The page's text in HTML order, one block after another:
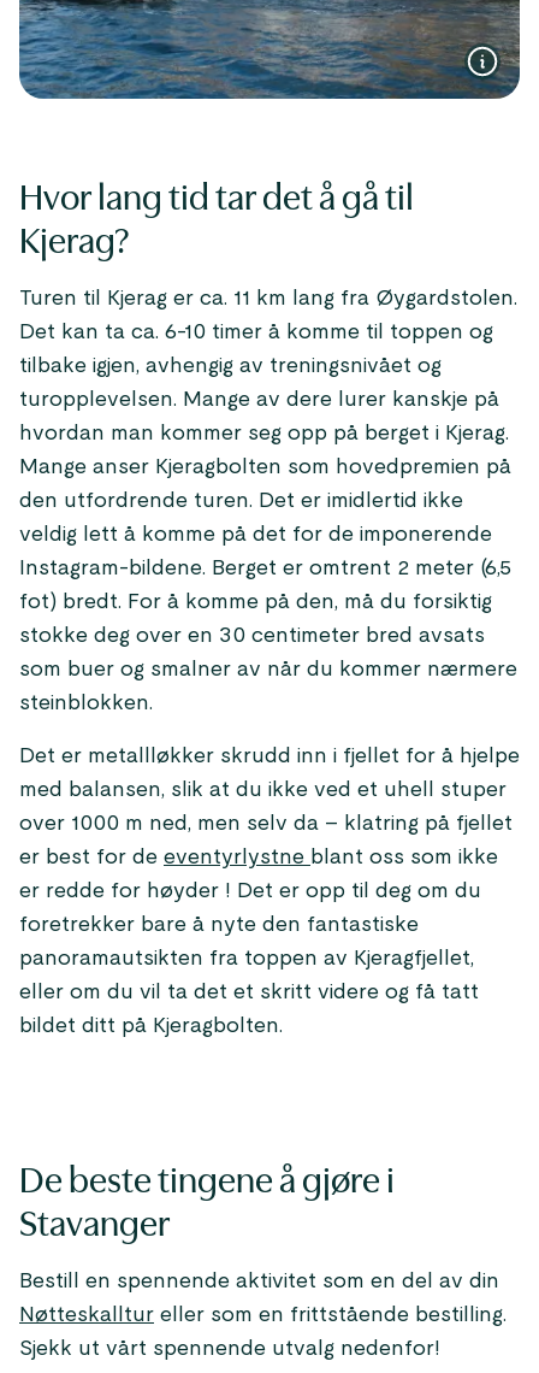
Hvor lang tid tar det å gå til
Kjerag?
Turen til Kjerag er ca. 11 km lang fra Øygardstolen.
Det kan ta ca. 6-10 timer å komme til toppen og
tilbake igjen, avhengig av treningsnivået og
turopplevelsen. Mange av dere lurer kanskje på
hvordan man kommer seg opp på berget i Kjerag.
Mange anser Kjeragbolten som hovedpremien på
den utfordrende turen. Det er imidlertid ikke
veldig lett å komme på det for de imponerende
Instagram-bildene. Berget er omtrent 2 meter (6,5
fot) bredt. For å komme på den, må du forsiktig
stokke deg over en 30 centimeter bred avsats
som buer og smalner av når du kommer nærmere
steinblokken.
Det er metallløkker skrudd inn i fjellet for å hjelpe
med balansen, slik at du ikke ved et uhell stuper
over 1000 m ned, men selv da – klatring på fjellet
er best for de eventyrlystne blant oss som ikke
er redde for høyder ! Det er opp til deg om du
foretrekker bare å nyte den fantastiske
panoramautsikten fra toppen av Kjeragfjellet,
eller om du vil ta det et skritt videre og få tatt
bildet ditt på Kjeragbolten.
De beste tingene å gjøre i
Stavanger
Bestill en spennende aktivitet som en del av din
Nøtteskalltur eller som en frittstående bestilling.
Sjekk ut vårt spennende utvalg nedenfor!